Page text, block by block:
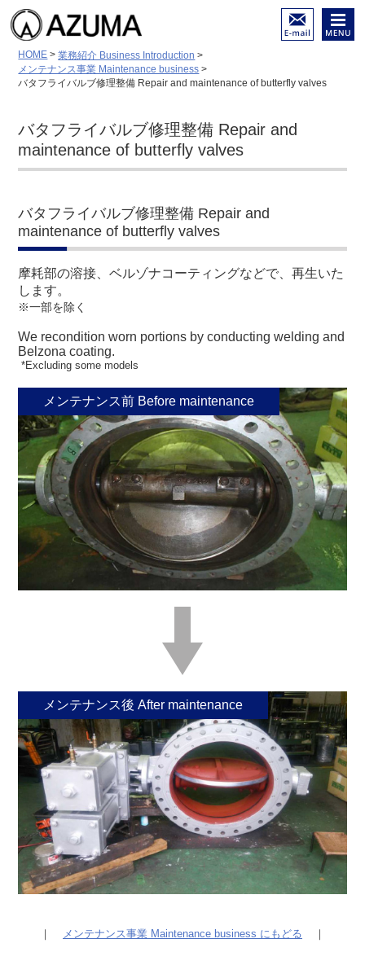
陸舶用内燃機関 各種部品
（摩耗・亀裂・破損）等の
修理と再生
低温溶接－特殊溶接－金属
問い合
わせは
HOME >業務紹介 Business Introduction >
メンテナンス事業 Maintenance business >
バタフライバルブ修理整備 Repair and maintenance of butterfly valves
バタフライバルブ修理整備 Repair and
maintenance of butterfly valves
バタフライバルブ修理整備 Repair and
maintenance of butterfly valves
摩耗部の溶接、ベルゾナコーティングなどで、再生いた
します。
※一部を除く
We recondition worn portions by conducting welding and
Belzona coating.
*Excluding some models
メンテナンス前 Before maintenance
メンテナンス後 After maintenance
｜ メンテナンス事業 Maintenance business にもどる ｜